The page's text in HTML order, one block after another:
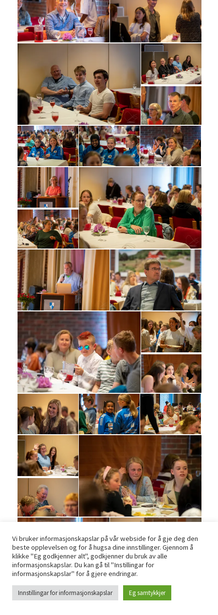
Vi bruker informasjonskapslar på vår webside for å gje deg den
beste opplevelsen og for å hugsa dine innstillinger. Gjennom å
klikke "Eg godkjenner alt", godkjenner du bruk av alle
informasjonskapslar. Du kan gå til "Instillingar for
informasjonskapslar" for å gjere endringar.
Innstillingar for informasjonskapslar Eg samtykkjer